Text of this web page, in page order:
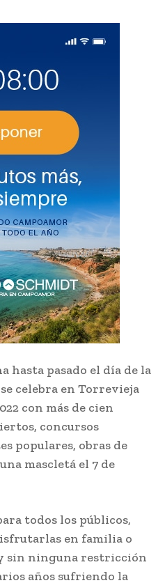
hasta pasado el día de la
celebra en Torrevieja
con más de cien
concursos
populares, obras de
mascletá el 7 de
todos los públicos,
en familia o
sin ninguna restricción
años sufriendo la